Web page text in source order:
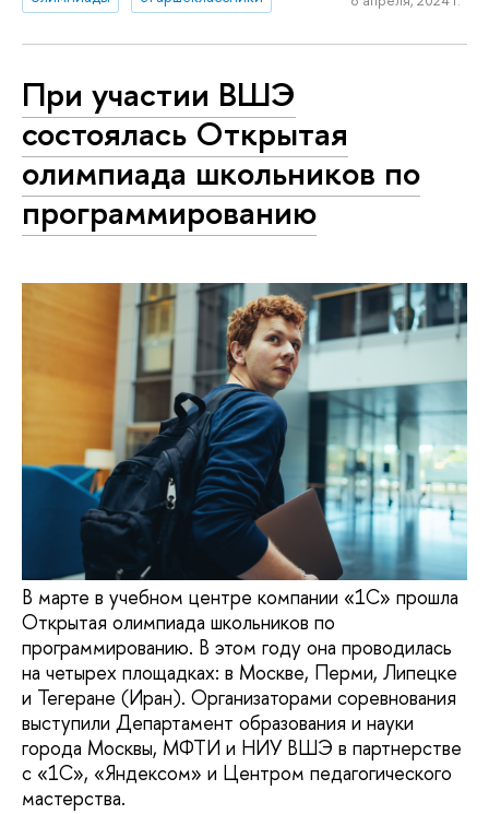
При участии ВШЭ
состоялась Открытая
олимпиада школьников по
программированию
В марте в учебном центре компании «1С» прошла
Открытая олимпиада школьников по
программированию. В этом году она проводилась
на четырех площадках: в Москве, Перми, Липецке
и Тегеране (Иран). Организаторами соревнования
выступили Департамент образования и науки
города Москвы, МФТИ и НИУ ВШЭ в партнерстве
с «1С», «Яндексом» и Центром педагогического
мастерства.